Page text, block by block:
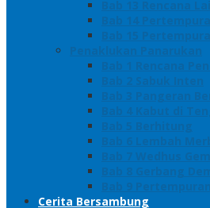
Bab 13 Rencana
Bab 14
Bab 15
Penaklukan Panarukan
Bab 1 Rencana
Bab 2 Sabuk Inten
Bab 3 Pangeran
Bab 4 Kabut di
Bab 5 Berhitung
Bab 6 Lembah
Bab 7 Wedhus
Bab 8 Gerbang
Bab 9
Cerita Bersambung